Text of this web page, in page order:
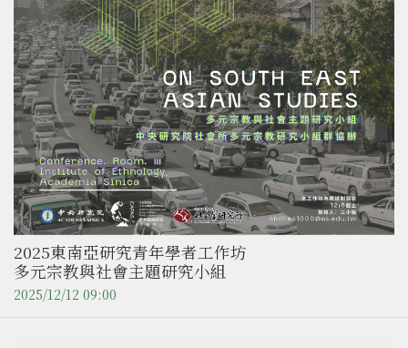
2025東南亞研究青年學者工作坊
多元宗教與社會主題研究小組
2025/12/12 09:00